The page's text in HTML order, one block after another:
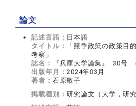
論文
記述言語： 日本語
タイトル：
「競争政策の政策目
考察」
誌名：
『兵庫大学論集』 30号
出版年月：2024年03月
著者： 石原敬子
掲載種別：研究論文（大学，研